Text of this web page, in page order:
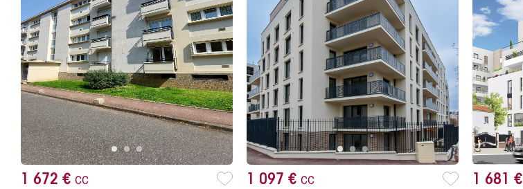
1 672 € cc 1 097 € cc 1 681 €